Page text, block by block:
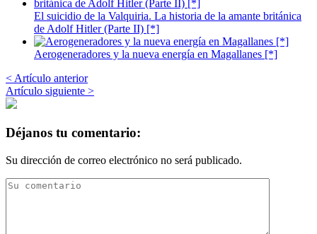
El suicidio de la Valquiria. La historia de la amante británica
de Adolf Hitler (Parte II) [*]
Aerogeneradores y la nueva energía en Magallanes [*]
< Artículo anterior
Artículo siguiente >
Déjanos tu comentario:
Su dirección de correo electrónico no será publicado.